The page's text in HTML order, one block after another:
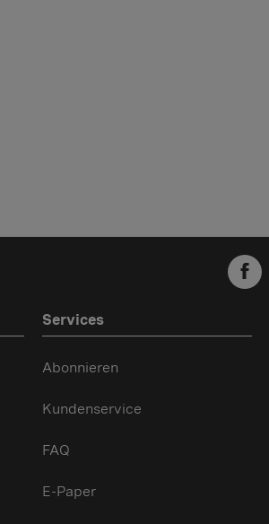
Services
Abonnieren
Kundenservice
FAQ
E-Paper